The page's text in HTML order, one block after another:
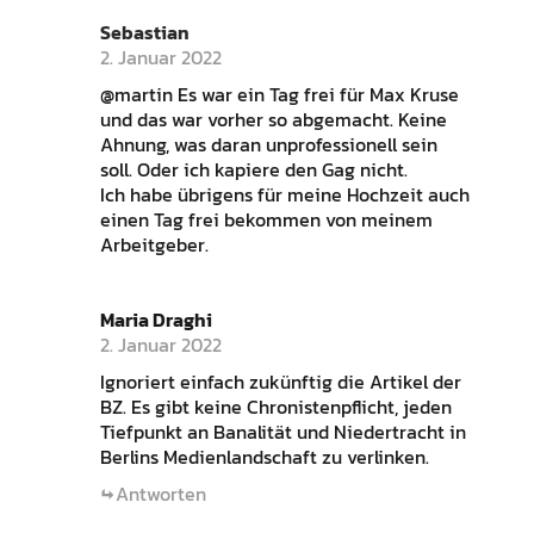
Sebastian
2. Januar 2022
@martin Es war ein Tag frei für Max Kruse
und das war vorher so abgemacht. Keine
Ahnung, was daran unprofessionell sein
soll. Oder ich kapiere den Gag nicht.
Ich habe übrigens für meine Hochzeit auch
einen Tag frei bekommen von meinem
Arbeitgeber.
Maria Draghi
2. Januar 2022
Ignoriert einfach zukünftig die Artikel der
BZ. Es gibt keine Chronistenpflicht, jeden
Tiefpunkt an Banalität und Niedertracht in
Berlins Medienlandschaft zu verlinken.
Antworten